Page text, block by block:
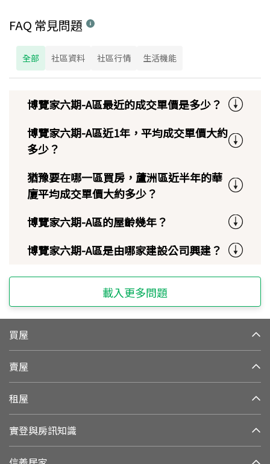
FAQ 常見問題
全部 社區資料 社區行情 生活機能
博覽家六期-A區最近的成交單價是多少？
博覽家六期-A區近1年，平均成交單價大約
多少？
猶豫要在哪一區買房，蘆洲區近半年的華
廈平均成交單價大約多少？
博覽家六期-A區的屋齡幾年？
博覽家六期-A區是由哪家建設公司興建？
載入更多問題
買屋
賣屋
租屋
實登與房訊知識